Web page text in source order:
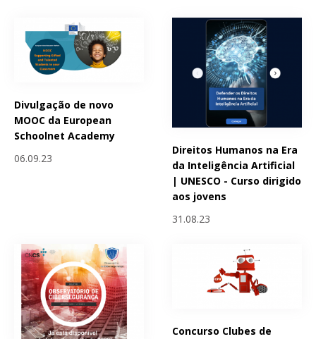
Divulgação de novo
MOOC da European
Schoolnet Academy
06.09.23
Direitos Humanos na Era
da Inteligência Artificial
| UNESCO - Curso dirigido
aos jovens
31.08.23
Concurso Clubes de